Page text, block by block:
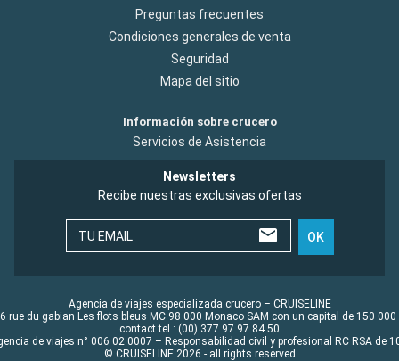
Preguntas frecuentes
Condiciones generales de venta
Seguridad
Mapa del sitio
Información sobre crucero
Servicios de Asistencia
Newsletters
Recibe nuestras exclusivas ofertas
TU EMAIL OK
Agencia de viajes especializada crucero – CRUISELINE
rue du gabian Les flots bleus MC 98 000 Monaco SAM con un capital de 150 000
contact tel : (00) 377 97 97 84 50
de viajes n° 006 02 0007 – Responsabilidad civil y profesional RC RSA de
© CRUISELINE 2026 - all rights reserved